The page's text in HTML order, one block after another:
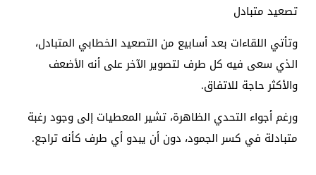
تصعيد متبادل
وتأتي اللقاءات بعد أسابيع من التصعيد الخطابي المتبادل،
الذي سعى فيه كل طرف لتصوير الآخر على أنه الأضعف
والأكثر حاجة للاتفاق.
ورغم أجواء التحدي الظاهرة، تشير المعطيات إلى وجود رغبة
متبادلة في كسر الجمود، دون أن يبدو أي طرف كأنه تراجع.